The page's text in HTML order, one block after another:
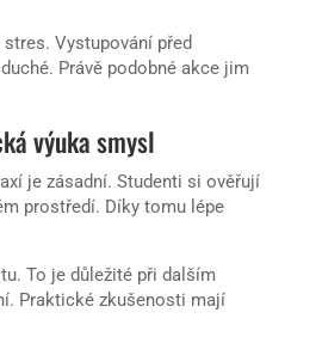
Vystupování před
Právě podobné akce jim
výuka smysl
je zásadní. Studenti si ověřují
prostředí. Díky tomu lépe
To je důležité při dalším
Praktické zkušenosti mají